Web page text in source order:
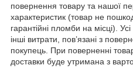
повернення товару та нашої
характеристик (товар не
гарантійні пломби на місці).
інші витрати, пов’язані з
покупець. При поверненні
доставки буде утримана з